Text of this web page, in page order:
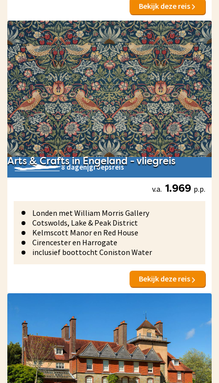
Bekijk deze reis
Arts & Crafts in Engeland - vliegreis
8 dagen|groepsreis
v.a. 1.969 p.p.
Londen met William Morris Gallery
Cotswolds, Lake & Peak District
Kelmscott Manor en Red House
Cirencester en Harrogate
inclusief boottocht Coniston Water
Bekijk deze reis